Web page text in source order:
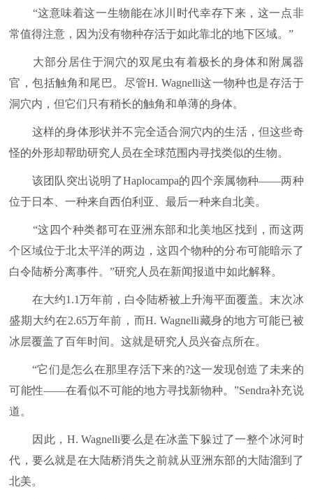
“这意味着这一生物能在冰川时代幸存下来，这一点非
常值得注意，因为没有物种存活于如此靠北的地下区域。”
大部分居住于洞穴的双尾虫有着极长的身体和附属器
官，包括触角和尾巴。尽管H. Wagnelli这一物种也是存活于
洞穴内，但它们只有稍长的触角和单薄的身体。
这样的身体形状并不完全适合洞穴内的生活，但这些奇
怪的外形却帮助研究人员在全球范围内寻找类似的生物。
该团队突出说明了Haplocampa的四个亲属物种——两种
位于日本、一种来自西伯利亚、最后一种来自北美。
“这四个种类都可在亚洲东部和北美地区找到，而这两
个区域位于北太平洋的两边，这四个物种的分布可能暗示了
白令陆桥分离事件。”研究人员在新闻报道中如此解释。
在大约1.1万年前，白令陆桥被上升海平面覆盖。末次冰
盛期大约在2.65万年前，而H. Wagnelli藏身的地方可能已被
冰层覆盖了百年时间。这就是研究人员兴奋点所在。
“它们是怎么在那里存活下来的?这一发现创造了未来的
可能性——在看似不可能的地方寻找新物种。”Sendra补充说
道。
因此，H. Wagnelli要么是在冰盖下躲过了一整个冰河时
代，要么就是在大陆桥消失之前就从亚洲东部的大陆溜到了
北美。